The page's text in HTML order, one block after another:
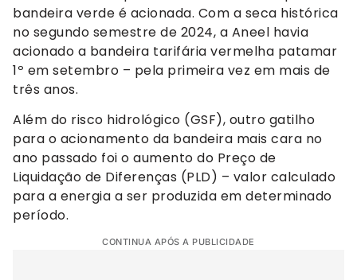
bandeira verde é acionada. Com a seca histórica
no segundo semestre de 2024, a Aneel havia
acionado a bandeira tarifária vermelha patamar
1º em setembro – pela primeira vez em mais de
três anos.
Além do risco hidrológico (GSF), outro gatilho
para o acionamento da bandeira mais cara no
ano passado foi o aumento do Preço de
Liquidação de Diferenças (PLD) – valor calculado
para a energia a ser produzida em determinado
período.
CONTINUA APÓS A PUBLICIDADE